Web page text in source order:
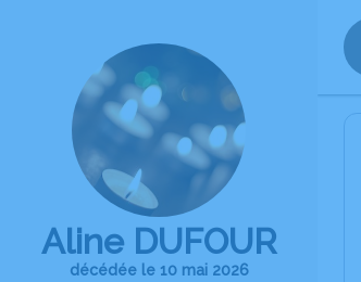
Aline DUFOUR
décédée le 10 mai 2026